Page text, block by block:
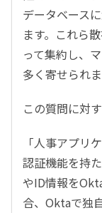
データベース
ます。これら
って集約し、
多く寄せられま
この質問に対
「人事アプリ
認証機能を持
やID情報を
合、Oktaで独